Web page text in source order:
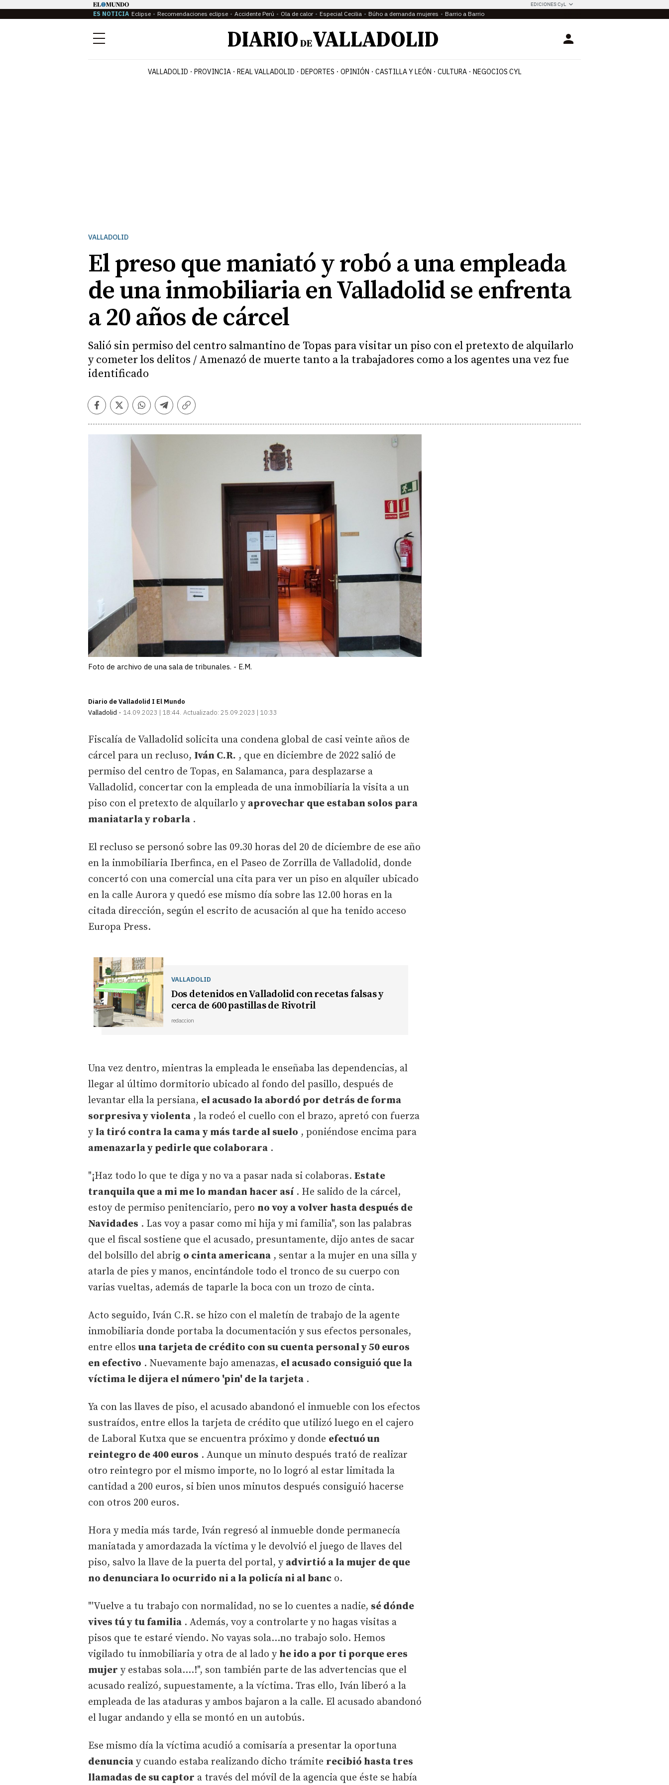
EDICIONES CyL
ES NOTICIA Eclipse Recomendaciones eclipse Accidente Perú Ola de calor Especial Cecilia Búho a demanda mujeres Barrio a Barrio
Menú Login
VALLADOLID PROVINCIA REAL VALLADOLID DEPORTES OPINIÓN CASTILLA Y LEÓN CULTURA NEGOCIOS CYL
VALLADOLID
El preso que maniató y robó a una empleada
de una inmobiliaria en Valladolid se enfrenta
a 20 años de cárcel
Salió sin permiso del centro salmantino de Topas para visitar un piso con el pretexto de alquilarlo
y cometer los delitos / Amenazó de muerte tanto a la trabajadores como a los agentes una vez fue
identificado
Facebook
TwitterWhatsapp
Telegram
Copiar
Foto de archivo de una sala de tribunales. - E.M.
Diario de Valladolid I El Mundo
Valladolid
14.09.2023 | 18:44 Actualizado: 25.09.2023 | 10:33
Fiscalía de Valladolid solicita una condena global de casi veinte años de
cárcel para un recluso, Iván C.R. , que en diciembre de 2022 salió de
permiso del centro de Topas, en Salamanca, para desplazarse a
Valladolid, concertar con la empleada de una inmobiliaria la visita a un
piso con el pretexto de alquilarlo y aprovechar que estaban solos para
maniatarla y robarla .
El recluso se personó sobre las 09.30 horas del 20 de diciembre de ese año
en la inmobiliaria Iberfinca, en el Paseo de Zorrilla de Valladolid, donde
concertó con una comercial una cita para ver un piso en alquiler ubicado
en la calle Aurora y quedó ese mismo día sobre las 12.00 horas en la
citada dirección, según el escrito de acusación al que ha tenido acceso
Europa Press.
VALLADOLID
Dos detenidos en Valladolid con recetas falsas y
cerca de 600 pastillas de Rivotril
redaccion
Una vez dentro, mientras la empleada le enseñaba las dependencias, al
llegar al último dormitorio ubicado al fondo del pasillo, después de
levantar ella la persiana, el acusado la abordó por detrás de forma
sorpresiva y violenta , la rodeó el cuello con el brazo, apretó con fuerza
y la tiró contra la cama y más tarde al suelo , poniéndose encima para
amenazarla y pedirle que colaborara .
"¡Haz todo lo que te diga y no va a pasar nada si colaboras. Estate
tranquila que a mi me lo mandan hacer así . He salido de la cárcel,
estoy de permiso penitenciario, pero no voy a volver hasta después de
Navidades . Las voy a pasar como mi hija y mi familia", son las palabras
que el fiscal sostiene que el acusado, presuntamente, dijo antes de sacar
del bolsillo del abrig o cinta americana , sentar a la mujer en una silla y
atarla de pies y manos, encintándole todo el tronco de su cuerpo con
varias vueltas, además de taparle la boca con un trozo de cinta.
Acto seguido, Iván C.R. se hizo con el maletín de trabajo de la agente
inmobiliaria donde portaba la documentación y sus efectos personales,
entre ellos una tarjeta de crédito con su cuenta personal y 50 euros
en efectivo . Nuevamente bajo amenazas, el acusado consiguió que la
víctima le dijera el número 'pin' de la tarjeta .
Ya con las llaves de piso, el acusado abandonó el inmueble con los efectos
sustraídos, entre ellos la tarjeta de crédito que utilizó luego en el cajero
de Laboral Kutxa que se encuentra próximo y donde efectuó un
reintegro de 400 euros . Aunque un minuto después trató de realizar
otro reintegro por el mismo importe, no lo logró al estar limitada la
cantidad a 200 euros, si bien unos minutos después consiguió hacerse
con otros 200 euros.
Hora y media más tarde, Iván regresó al inmueble donde permanecía
maniatada y amordazada la víctima y le devolvió el juego de llaves del
piso, salvo la llave de la puerta del portal, y advirtió a la mujer de que
no denunciara lo ocurrido ni a la policía ni al banc o.
"'Vuelve a tu trabajo con normalidad, no se lo cuentes a nadie, sé dónde
vives tú y tu familia . Además, voy a controlarte y no hagas visitas a
pisos que te estaré viendo. No vayas sola...no trabajo solo. Hemos
vigilado tu inmobiliaria y otra de al lado y he ido a por ti porque eres
mujer y estabas sola....!", son también parte de las advertencias que el
acusado realizó, supuestamente, a la víctima. Tras ello, Iván liberó a la
empleada de las ataduras y ambos bajaron a la calle. El acusado abandonó
el lugar andando y ella se montó en un autobús.
Ese mismo día la víctima acudió a comisaría a presentar la oportuna
denuncia y cuando estaba realizando dicho trámite recibió hasta tres
llamadas de su captor a través del móvil de la agencia que éste se había